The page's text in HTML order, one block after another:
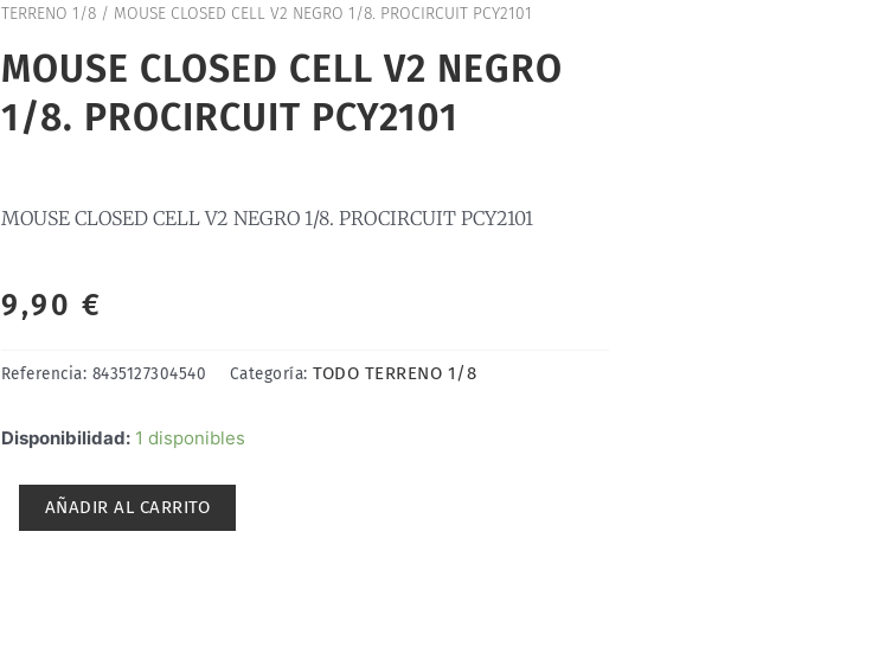
TERRENO 1/8/ MOUSE CLOSED CELL V2 NEGRO 1/8. PROCIRCUIT PCY2101
MOUSE CLOSED CELL V2 NEGRO
1/8. PROCIRCUIT PCY2101
MOUSE CLOSED CELL V2 NEGRO 1/8. PROCIRCUIT PCY2101
9,90 €
Referencia: 8435127304540 Categoría:TODO TERRENO 1/8
Disponibilidad: 1 disponibles
MOUSE
AÑADIR AL CARRITO